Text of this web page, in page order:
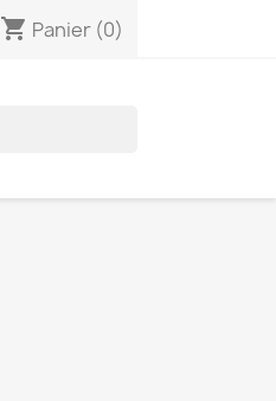
shopping_cart Panier (0)